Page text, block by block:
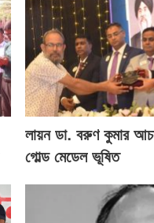
লায়ন ডা. বরুণ কুমার
গোল্ড মেডেল ভূষিত